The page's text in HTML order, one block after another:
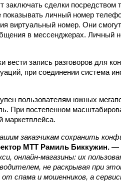
заключать сделки посредством
личный номер
виртуальный номер. Они
в мессенджерах. Личный
запись разговоров для
при соединении система
пользователям южных
При постепенном
маркетплейса.
заказчикам сохранить
МТТ Рамиль Биккужин. —
онлайн-магазины: их
не раскрывая при
спама и мошенников, а